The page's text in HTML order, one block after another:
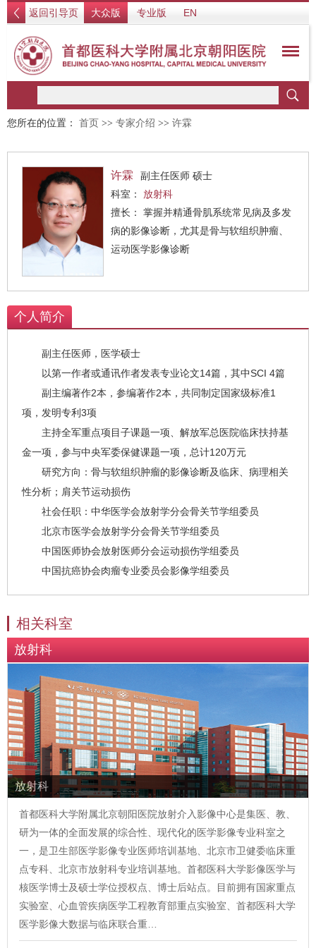
返回引导页 大众版 专业版 EN
您所在的位置： 首页 >> 专家介绍 >> 许霖
许霖
副主任医师 硕士
科室： 放射科
擅长： 掌握并精通骨肌系统常见病及多发
病的影像诊断，尤其是骨与软组织肿瘤、
运动医学影像诊断
个人简介
副主任医师，医学硕士
以第一作者或通讯作者发表专业论文14篇，其中SCI 4篇
副主编著作2本，参编著作2本，共同制定国家级标准1
项，发明专利3项
主持全军重点项目子课题一项、解放军总医院临床扶持基
金一项，参与中央军委保健课题一项，总计120万元
研究方向：骨与软组织肿瘤的影像诊断及临床、病理相关
性分析；肩关节运动损伤
社会任职：中华医学会放射学分会骨关节学组委员
北京市医学会放射学分会骨关节学组委员
中国医师协会放射医师分会运动损伤学组委员
中国抗癌协会肉瘤专业委员会影像学组委员
相关科室
放射科
放射科
首都医科大学附属北京朝阳医院放射介入影像中心是集医、教、
研为一体的全面发展的综合性、现代化的医学影像专业科室之
一，是卫生部医学影像专业医师培训基地、北京市卫健委临床重
点专科、北京市放射科专业培训基地。首都医科大学影像医学与
核医学博士及硕士学位授权点、博士后站点。目前拥有国家重点
实验室、心血管疾病医学工程教育部重点实验室、首都医科大学
医学影像大数据与临床联合重…